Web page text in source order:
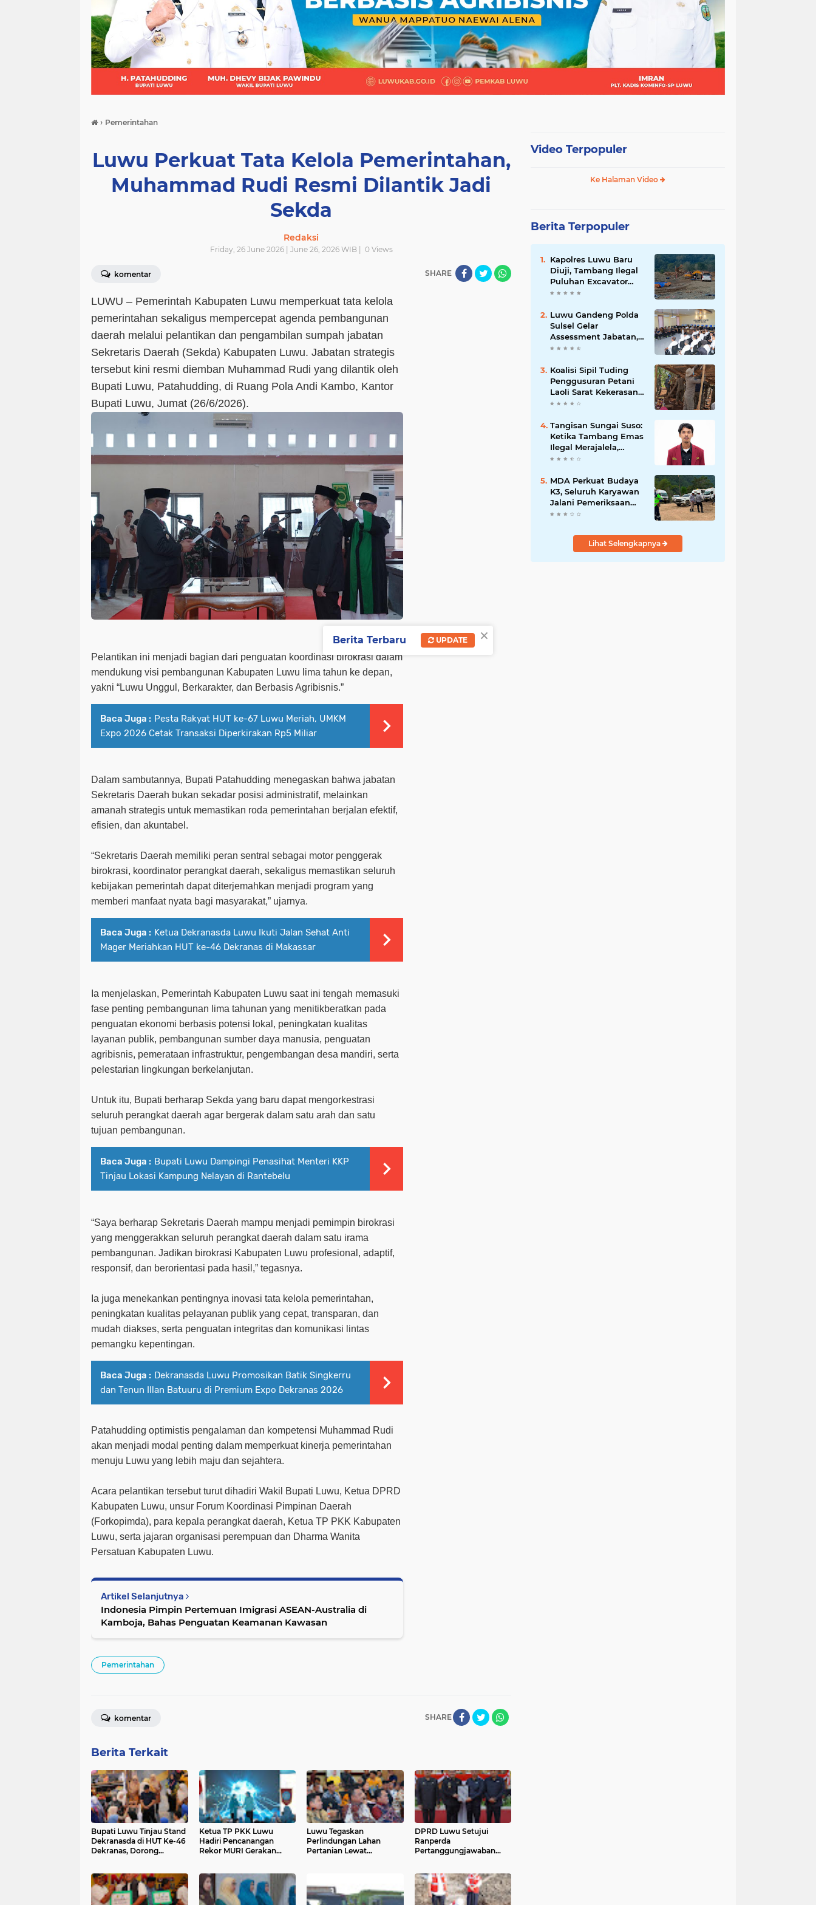
(21) (9) (7)
› Pemerintahan
Luwu Perkuat Tata Kelola Pemerintahan,
Muhammad Rudi Resmi Dilantik Jadi
Sekda
Redaksi
Friday, 26 June 2026 | June 26, 2026 WIB | 0Views
komentar SHARE
LUWU – Pemerintah Kabupaten Luwu memperkuat tata kelola
pemerintahan sekaligus mempercepat agenda pembangunan
daerah melalui pelantikan dan pengambilan sumpah jabatan
Sekretaris Daerah (Sekda) Kabupaten Luwu. Jabatan strategis
tersebut kini resmi diemban Muhammad Rudi yang dilantik oleh
Bupati Luwu, Patahudding, di Ruang Pola Andi Kambo, Kantor
Bupati Luwu, Jumat (26/6/2026).
Pelantikan ini menjadi bagian dari penguatan koordinasi birokrasi dalam
mendukung visi pembangunan Kabupaten Luwu lima tahun ke depan,
yakni “Luwu Unggul, Berkarakter, dan Berbasis Agribisnis.”
Baca Juga : Pesta Rakyat HUT ke-67 Luwu Meriah, UMKM
Expo 2026 Cetak Transaksi Diperkirakan Rp5 Miliar
Dalam sambutannya, Bupati Patahudding menegaskan bahwa jabatan
Sekretaris Daerah bukan sekadar posisi administratif, melainkan
amanah strategis untuk memastikan roda pemerintahan berjalan efektif,
efisien, dan akuntabel.
“Sekretaris Daerah memiliki peran sentral sebagai motor penggerak
birokrasi, koordinator perangkat daerah, sekaligus memastikan seluruh
kebijakan pemerintah dapat diterjemahkan menjadi program yang
memberi manfaat nyata bagi masyarakat,” ujarnya.
Baca Juga : Ketua Dekranasda Luwu Ikuti Jalan Sehat Anti
Mager Meriahkan HUT ke-46 Dekranas di Makassar
Ia menjelaskan, Pemerintah Kabupaten Luwu saat ini tengah memasuki
fase penting pembangunan lima tahunan yang menitikberatkan pada
penguatan ekonomi berbasis potensi lokal, peningkatan kualitas
layanan publik, pembangunan sumber daya manusia, penguatan
agribisnis, pemerataan infrastruktur, pengembangan desa mandiri, serta
pelestarian lingkungan berkelanjutan.
Untuk itu, Bupati berharap Sekda yang baru dapat mengorkestrasi
seluruh perangkat daerah agar bergerak dalam satu arah dan satu
tujuan pembangunan.
Baca Juga : Bupati Luwu Dampingi Penasihat Menteri KKP
Tinjau Lokasi Kampung Nelayan di Rantebelu
“Saya berharap Sekretaris Daerah mampu menjadi pemimpin birokrasi
yang menggerakkan seluruh perangkat daerah dalam satu irama
pembangunan. Jadikan birokrasi Kabupaten Luwu profesional, adaptif,
responsif, dan berorientasi pada hasil,” tegasnya.
Ia juga menekankan pentingnya inovasi tata kelola pemerintahan,
peningkatan kualitas pelayanan publik yang cepat, transparan, dan
mudah diakses, serta penguatan integritas dan komunikasi lintas
pemangku kepentingan.
Baca Juga : Dekranasda Luwu Promosikan Batik Singkerru
dan Tenun Illan Batuuru di Premium Expo Dekranas 2026
Patahudding optimistis pengalaman dan kompetensi Muhammad Rudi
akan menjadi modal penting dalam memperkuat kinerja pemerintahan
menuju Luwu yang lebih maju dan sejahtera.
Acara pelantikan tersebut turut dihadiri Wakil Bupati Luwu, Ketua DPRD
Kabupaten Luwu, unsur Forum Koordinasi Pimpinan Daerah
(Forkopimda), para kepala perangkat daerah, Ketua TP PKK Kabupaten
Luwu, serta jajaran organisasi perempuan dan Dharma Wanita
Persatuan Kabupaten Luwu.
Artikel Selanjutnya
Indonesia Pimpin Pertemuan Imigrasi ASEAN-Australia di
Kamboja, Bahas Penguatan Keamanan Kawasan
Pemerintahan
SHARE
komentar
Berita Terkait
Bupati Luwu Tinjau Stand
Dekranasda di HUT Ke-46
Dekranas, Dorong
Ketua TP PKK Luwu
Hadiri Pencanangan
Rekor MURI Gerakan
Luwu Tegaskan
Perlindungan Lahan
Pertanian Lewat
DPRD Luwu Setujui
Ranperda
Pertanggungjawaban
Video Terpopuler
Ke Halaman Video
Berita Terpopuler
Kapolres Luwu Baru
Diuji, Tambang Ilegal
Puluhan Excavator
Masih Bebas
Luwu Gandeng Polda
Sulsel Gelar
Assessment Jabatan,
Perkuat Penempatan
Kompetensi
Koalisi Sipil Tuding
Penggusuran Petani
Laoli Sarat Kekerasan,
Desak Hentikan PSN
Tangisan Sungai Suso:
Ketika Tambang Emas
Ilegal Merajalela,
Negara Seolah
MDA Perkuat Budaya
K3, Seluruh Karyawan
Jalani Pemeriksaan
Sebelum Bekerja
Lihat Selengkapnya
×
Berita Terbaru UPDATE